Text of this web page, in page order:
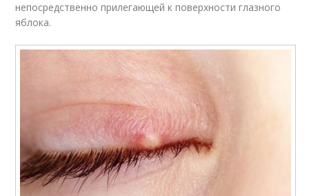
непосредственно прилегающей к поверхности глазного
яблока.